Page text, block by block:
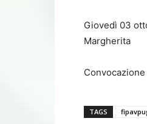
Giovedì 03
Margherita
Convocazione
TAGS